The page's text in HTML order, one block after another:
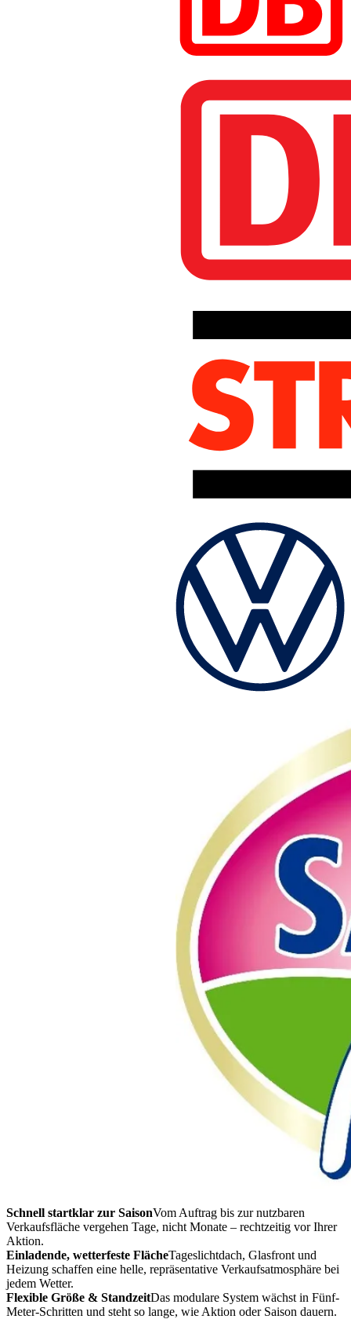
Schnell startklar zur SaisonVom Auftrag bis zur nutzbaren
Verkaufsfläche vergehen Tage, nicht Monate – rechtzeitig vor Ihrer
Aktion.
Einladende, wetterfeste FlächeTageslichtdach, Glasfront und
Heizung schaffen eine helle, repräsentative Verkaufsatmosphäre bei
jedem Wetter.
Flexible Größe & StandzeitDas modulare System wächst in Fünf-
Meter-Schritten und steht so lange, wie Aktion oder Saison dauern.